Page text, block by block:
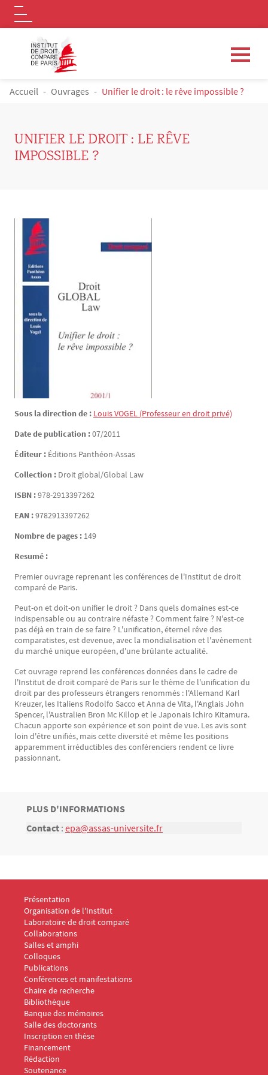
Aller au contenu principal
Logo
FIL D'ARIANE
Accueil Ouvrages Unifier le droit : le rêve impossible ?
UNIFIER LE DROIT : LE RÊVE
IMPOSSIBLE ?
Sous la direction de : LouisVOGEL (Professeur en droit privé)
Date de publication :07/2011
Éditeur : Éditions Panthéon-Assas
Collection : Droit global/Global Law
ISBN :978-2913397262
EAN :9782913397262
Nombre de pages : 149
Resumé :
Premier ouvrage reprenant les conférences de l'Institut de droit
comparé de Paris.
Peut-on et doit-on unifier le droit ? Dans quels domaines est-ce
indispensable ou au contraire néfaste ? Comment faire ? N'est-ce
pas déjà en train de se faire ? L'unification, éternel rêve des
comparatistes, est devenue, avec la mondialisation et l'avènement
du marché unique européen, d'une brûlante actualité.
Cet ouvrage reprend les conférences données dans le cadre de
l'Institut de droit comparé de Paris sur le thème de l'unification du
droit par des professeurs étrangers renommés : l'Allemand Karl
Kreuzer, les Italiens Rodolfo Sacco et Anna de Vita, l'Anglais John
Spencer, l'Australien Bron Mc Killop et le Japonais Ichiro Kitamura.
Chacun apporte son expérience et son point de vue. Les avis sont
loin d'être unifiés, mais cette diversité et même les positions
apparemment irréductibles des conférenciers rendent ce livre
passionnant.
Bloc(s) libre(s)
TITRE
PLUS D'INFORMATIONS
Texte
Contact : epa@assas-universite.fr
Menu Footer IDC 1
Présentation
Organisation de l'Institut
Laboratoire de droit comparé
Collaborations
Salles et amphi
Menu Footer IDC 2
Colloques
Publications
Conférences et manifestations
Chaire de recherche
Menu Footer IDC 3
Bibliothèque
Banque des mémoires
Menu Footer IDC 4
Salle des doctorants
Inscription en thèse
Financement
Rédaction
Soutenance